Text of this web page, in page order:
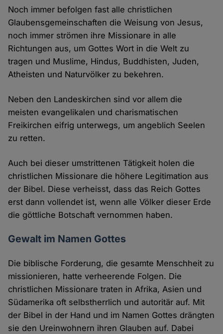
Noch immer befolgen fast alle christlichen
Glaubensgemeinschaften die Weisung von Jesus,
noch immer strömen ihre Missionare in alle
Richtungen aus, um Gottes Wort in die Welt zu
tragen und Muslime, Hindus, Buddhisten, Juden,
Atheisten und Naturvölker zu bekehren.
Neben den Landeskirchen sind vor allem die
meisten evangelikalen und charismatischen
Freikirchen eifrig unterwegs, um angeblich Seelen
zu retten.
Auch bei dieser umstrittenen Tätigkeit holen die
christlichen Missionare die höhere Legitimation aus
der Bibel. Diese verheisst, dass das Reich Gottes
erst dann vollendet ist, wenn alle Völker dieser Erde
die göttliche Botschaft vernommen haben.
Gewalt im Namen Gottes
Die biblische Forderung, die gesamte Menschheit zu
missionieren, hatte verheerende Folgen. Die
christlichen Missionare traten in Afrika, Asien und
Südamerika oft selbstherrlich und autoritär auf. Mit
der Bibel in der Hand und im Namen Gottes drängten
sie den Ureinwohnern ihren Glauben auf. Dabei